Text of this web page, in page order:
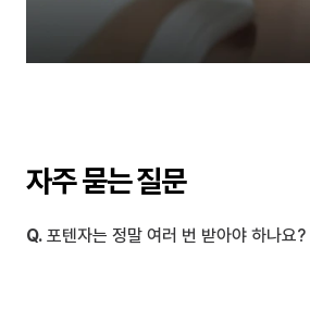
자주 묻는 질문
Q. 포텐자는 정말 여러 번 받아야 하나요?